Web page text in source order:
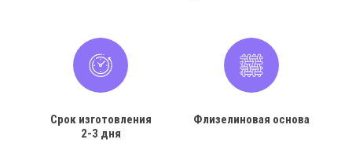
Срок изготовления
2-3 дня
Флизелиновая основа